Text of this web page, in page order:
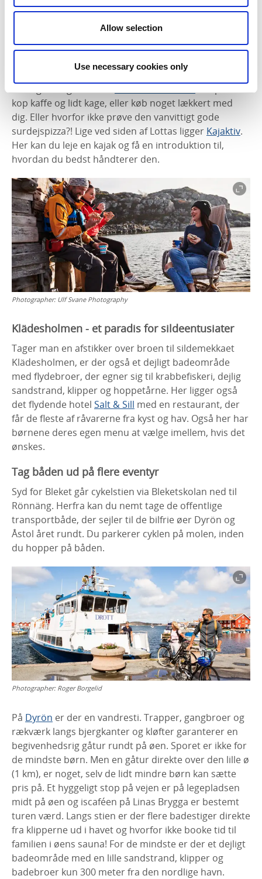
Allow selection
Use necessary cookies only
den gamle gård lige ved krydset inden du drejer af
loppemarked med alle mulige ting.
I Bleket er der badeplads med en lille sandstrand,
klipper, badebro og hoppetårn. I Bleket finder du godt
kop kaffe og lidt kage, eller køb noget lækkert med
dig. Eller hvorfor ikke prøve den vanvittigt gode
surdejspizza?! Lige ved siden af ​​Lottas ligger Kajaktiv.
Her kan du leje en kajak og få en introduktion til,
hvordan du bedst håndterer den.
Photographer: Ulf Svane Photography
Klädesholmen - et paradis for sildeentusiater
Tager man en afstikker over broen til sildemekkaet
Klädesholmen, er der også et dejligt badeområde
med flydebroer, der egner sig til krabbefiskeri, dejlig
sandstrand, klipper og hoppetårne. Her ligger også
det flydende hotel Salt & Sill med en restaurant, der
får de fleste af råvarerne fra kyst og hav. Også her har
børnene deres egen menu at vælge imellem, hvis det
ønskes.
Tag båden ud på flere eventyr
Syd for Bleket går cykelstien via Bleketskolan ned til
Rönnäng. Herfra kan du nemt tage de offentlige
transportbåde, der sejler til de bilfrie øer Dyrön og
Åstol året rundt. Du parkerer cyklen på molen, inden
du hopper på båden.
Photographer: Roger Borgelid
På Dyrön er der en vandresti. Trapper, gangbroer og
rækværk langs bjergkanter og kløfter garanterer en
begivenhedsrig gåtur rundt på øen. Sporet er ikke for
de mindste børn. Men en gåtur direkte over den lille ø
(1 km), er noget, selv de lidt mindre børn kan sætte
pris på. Et hyggeligt stop på vejen er på legepladsen
midt på øen og iscaféen på Linas Brygga er bestemt
turen værd. Langs stien er der flere badestiger direkte
fra klipperne ud i havet og hvorfor ikke booke tid til
familien i øens sauna! For de mindste er der et dejligt
badeområde med en lille sandstrand, klipper og
badebroer kun 300 meter fra den nordlige havn.